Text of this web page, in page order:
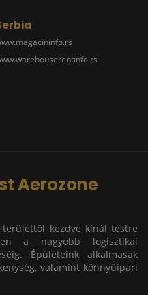
Aerozone
területtől kezdve kínál testre
a nagyobb logisztikai
Épületeink alkalmasak
valamint könnyűipari